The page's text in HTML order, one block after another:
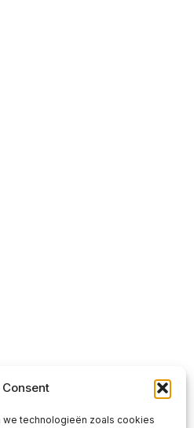
technologieën zoals cookies